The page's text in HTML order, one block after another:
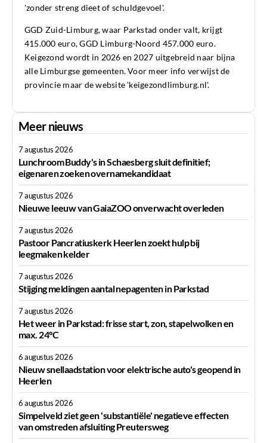
'zonder streng dieet of schuldgevoel'.
GGD Zuid-Limburg, waar Parkstad onder valt, krijgt
415.000 euro, GGD Limburg-Noord 457.000 euro.
Keigezond wordt in 2026 en 2027 uitgebreid naar bijna
alle Limburgse gemeenten. Voor meer info verwijst de
provincie maar de website 'keigezondlimburg.nl'.
Meer nieuws
7 augustus 2026
Lunchroom Buddy's in Schaesberg sluit definitief;
eigenaren zoeken overnamekandidaat
7 augustus 2026
Nieuwe leeuw van GaiaZOO onverwacht overleden
7 augustus 2026
Pastoor Pancratiuskerk Heerlen zoekt hulp bij
leegmaken kelder
7 augustus 2026
Stijging meldingen aantal nepagenten in Parkstad
7 augustus 2026
Het weer in Parkstad: frisse start, zon, stapelwolken en
max. 24°C
6 augustus 2026
Nieuw snellaadstation voor elektrische auto's geopend in
Heerlen
6 augustus 2026
Simpelveld ziet geen 'substantiële' negatieve effecten
van omstreden afsluiting Preutersweg